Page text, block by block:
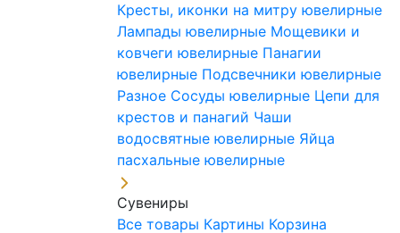
Кресты, иконки на митру ювелирные
Лампады ювелирные Мощевики и
ковчеги ювелирные Панагии
ювелирные Подсвечники ювелирные
Разное Сосуды ювелирные Цепи для
крестов и панагий Чаши
водосвятные ювелирные Яйца
пасхальные ювелирные
Сувениры
Все товары Картины Корзина